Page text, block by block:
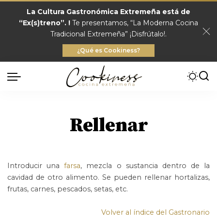
La Cultura Gastronómica Extremeña está de
“Ex(s)treno”. ! Te presentamos, “La Moderna Cocina
Tradicional Extremeña” ¡Disfrútalo!.
¿Qué es Cookiness?
Rellenar
Introducir unafarsa, mezcla o sustancia dentro de la
cavidad de otro alimento. Se pueden rellenar hortalizas,
frutas, carnes, pescados, setas, etc.
Volver al índice del Gastronario